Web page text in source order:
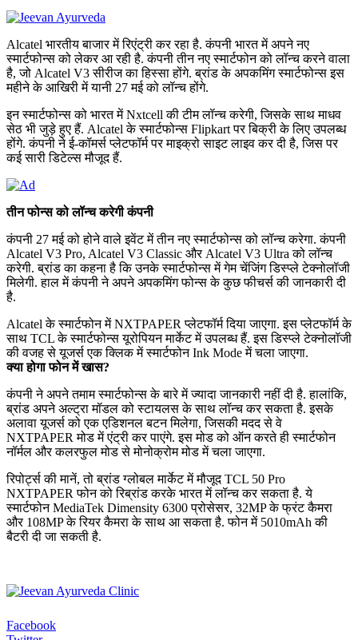
Alcatel भारतीय बाजार में रिएंट्री कर रहा है. कंपनी भारत में अपने नए
स्मार्टफोन्स को लेकर आ रही है. कंपनी तीन नए स्मार्टफोन को लॉन्च करने वाला
है, जो Alcatel V3 सीरीज का हिस्सा होंगे. ब्रांड के अपकमिंग स्मार्टफोन्स इस
महीने के आखिरी में यानी 27 मई को लॉन्च होंगे.
इन स्मार्टफोन्स को भारत में Nxtcell की टीम लॉन्च करेगी, जिसके साथ माधव
सेठ भी जुड़े हुए हैं. Alcatel के स्मार्टफोन्स Flipkart पर बिक्री के लिए उपलब्ध
होंगे. कंपनी ने ई-कॉमर्स प्लेटफॉर्म पर माइक्रो साइट लाइव कर दी है, जिस पर
कई सारी डिटेल्स मौजूद हैं.
तीन फोन्स को लॉन्च करेगी कंपनी
कंपनी 27 मई को होने वाले इवेंट में तीन नए स्मार्टफोन्स को लॉन्च करेगा. कंपनी
Alcatel V3 Pro, Alcatel V3 Classic और Alcatel V3 Ultra को लॉन्च
करेगी. ब्रांड का कहना है कि उनके स्मार्टफोन्स में गेम चेंजिंग डिस्प्ले टेक्नोलॉजी
मिलेगी. हाल में कंपनी ने अपने अपकमिंग फोन्स के कुछ फीचर्स की जानकारी दी
है.
Alcatel के स्मार्टफोन में NXTPAPER प्लेटफॉर्म दिया जाएगा. इस प्लेटफॉर्म के
साथ TCL के स्मार्टफोन्स यूरोपियन मार्केट में उपलब्ध हैं. इस डिस्प्ले टेक्नोलॉजी
की वजह से यूजर्स एक क्लिक में स्मार्टफोन Ink Mode में चला जाएगा.
क्या होगा फोन में खास?
कंपनी ने अपने तमाम स्मार्टफोन्स के बारे में ज्यादा जानकारी नहीं दी है. हालांकि,
ब्रांड अपने अल्ट्रा मॉडल को स्टायलस के साथ लॉन्च कर सकता है. इसके
अलावा यूजर्स को एक एडिशनल बटन मिलेगा, जिसकी मदद से वे
NXTPAPER मोड में एंट्री कर पाएंगे. इस मोड को ऑन करते ही स्मार्टफोन
नॉर्मल और कलरफुल मोड से मोनोक्रोम मोड में चला जाएगा.
रिपोर्ट्स की मानें, तो ब्रांड ग्लोबल मार्केट में मौजूद TCL 50 Pro
NXTPAPER फोन को रिब्रांड करके भारत में लॉन्च कर सकता है. ये
स्मार्टफोन MediaTek Dimensity 6300 प्रोसेसर, 32MP के फ्रंट कैमरा
और 108MP के रियर कैमरा के साथ आ सकता है. फोन में 5010mAh की
बैटरी दी जा सकती है.
Facebook